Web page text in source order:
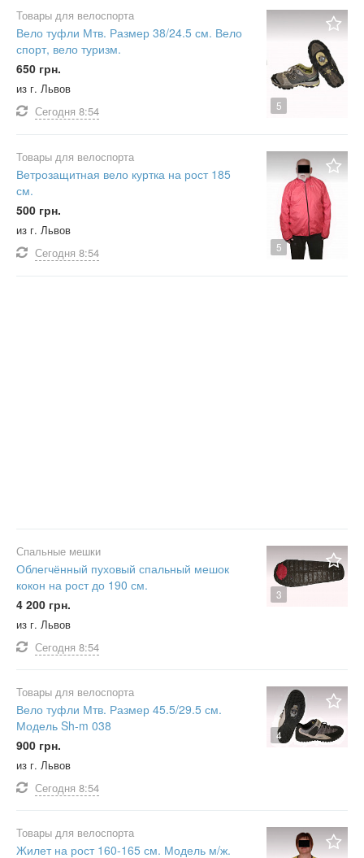
5
Товары для велоспорта
Вело туфли Мтв. Размер 38/24.5 см. Вело
спорт, вело туризм.
650 грн.
из г. Львов
Сегодня 8:54
5
Товары для велоспорта
Ветрозащитная вело куртка на рост 185
см.
500 грн.
из г. Львов
Сегодня 8:54
3
Спальные мешки
Облегчённый пуховый спальный мешок
кокон на рост до 190 см.
4 200 грн.
из г. Львов
Сегодня 8:54
4
Товары для велоспорта
Вело туфли Мтв. Размер 45.5/29.5 см.
Модель Sh-m 038
900 грн.
из г. Львов
Сегодня 8:54
Товары для велоспорта
Жилет на рост 160-165 см. Модель м/ж.